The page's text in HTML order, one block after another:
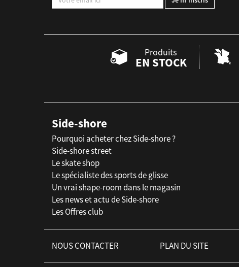
Produits
EN STOCK
Side-shore
Pourquoi acheter chez Side-shore ?
Side-shore street
Le skate shop
Le spécialiste des sports de glisse
Un vrai shape-room dans le magasin
Les news et actu de Side-shore
Les Offres club
NOUS CONTACTER PLAN DU SITE